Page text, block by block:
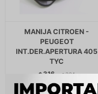
MANIJA CITROEN -
PEUGEOT
INT.DER.APERTURA 405
TYC
$316 $ 324
$269